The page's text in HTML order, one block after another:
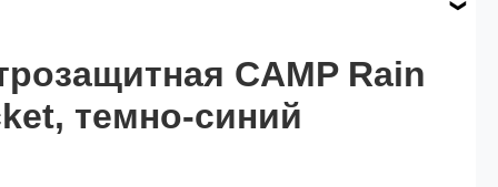
по розничной цене
CAMP Rain
темно-синий